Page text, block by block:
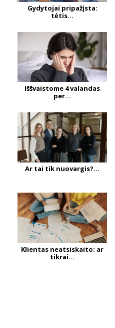
Gydytojai pripažįsta:
tėtis...
Iššvaistome 4 valandas
per...
Ar tai tik nuovargis?...
Klientas neatsiskaito: ar
tikrai...